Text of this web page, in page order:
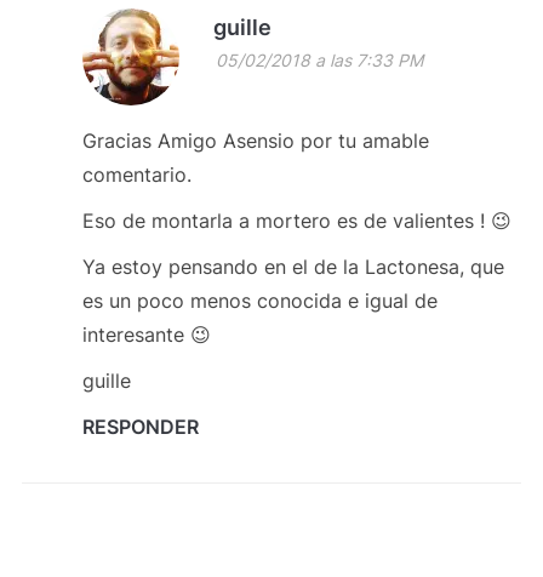
guille
05/02/2018 a las 7:33 PM
Gracias Amigo Asensio por tu amable
comentario.
Eso de montarla a mortero es de valientes ! 😉
Ya estoy pensando en el de la Lactonesa, que
es un poco menos conocida e igual de
interesante 😉
guille
RESPONDER